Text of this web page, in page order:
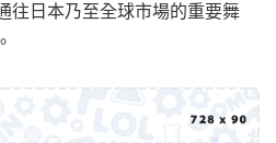
往日本乃至全球市場的重要舞